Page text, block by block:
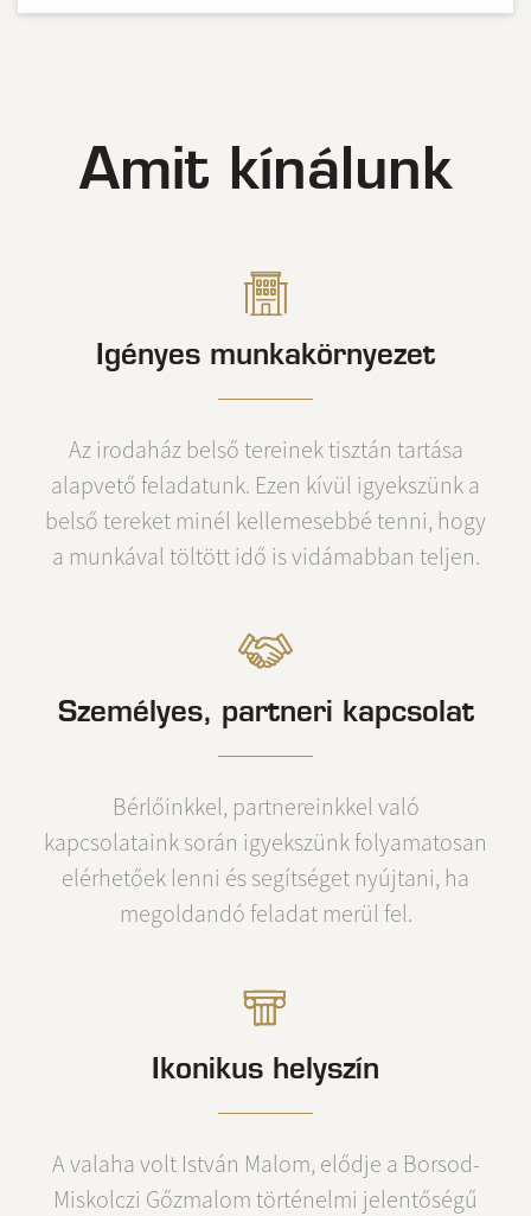
Amit kínálunk
Igényes munkakörnyezet
Az irodaház belső tereinek tisztán tartása
alapvető feladatunk. Ezen kívül igyekszünk a
belső tereket minél kellemesebbé tenni, hogy
a munkával töltött idő is vidámabban teljen.
Személyes, partneri kapcsolat
Bérlőinkkel, partnereinkkel való
kapcsolataink során igyekszünk folyamatosan
elérhetőek lenni és segítséget nyújtani, ha
megoldandó feladat merül fel.
Ikonikus helyszín
A valaha volt István Malom, elődje a Borsod-
Miskolczi Gőzmalom történelmi jelentőségű